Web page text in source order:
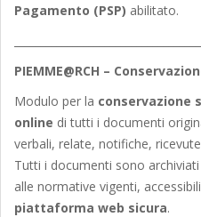
Pagamento (PSP) abilitato.
PIEMME@RCH –
Modulo per la conservazione
online di tutti i documenti
verbali, relate, notifiche,
Tutti i documenti sono
alle normative vigenti,
piattaforma web sicura.